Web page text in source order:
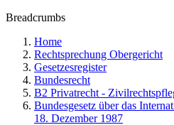
Breadcrumbs
Home
Rechtsprechung Obergericht
Gesetzesregister
Bundesrecht
B2 Privatrecht -
Bundesgesetz über das
18. Dezember 1987